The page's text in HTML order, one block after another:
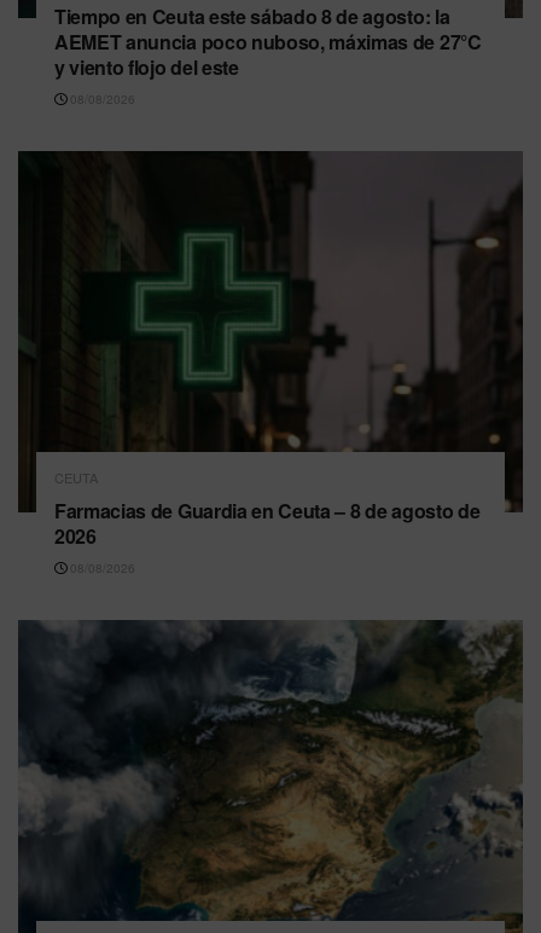
Tiempo en Ceuta este sábado 8 de agosto: la
AEMET anuncia poco nuboso, máximas de 27°C
y viento flojo del este
08/08/2026
CEUTA
Farmacias de Guardia en Ceuta – 8 de agosto de
2026
08/08/2026